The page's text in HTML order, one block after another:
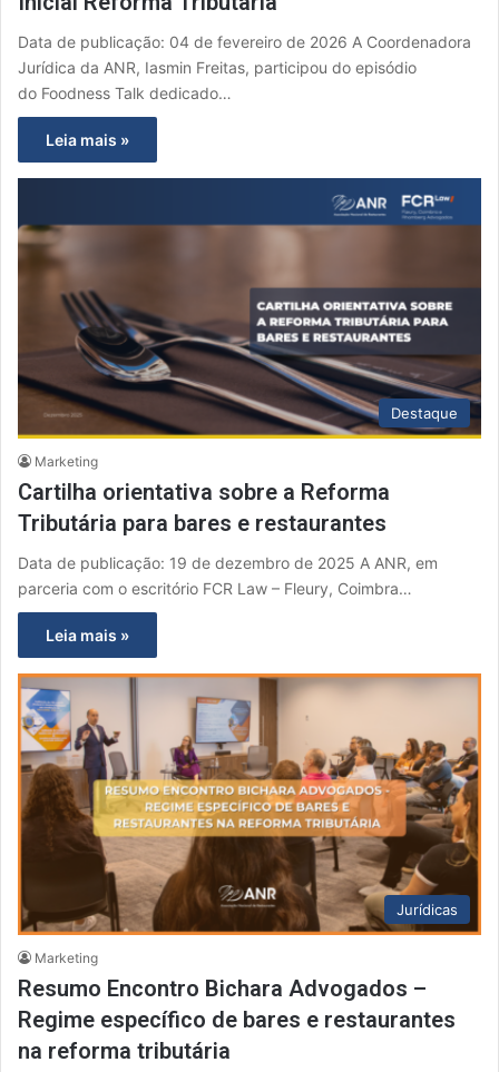
Data de publicação: 04 de fevereiro de 2026 A Coordenadora
Jurídica da ANR, Iasmin Freitas, participou do episódio
do Foodness Talk dedicado…
Leia mais »
Destaque
Marketing
Cartilha orientativa sobre a Reforma
Tributária para bares e restaurantes
Data de publicação: 19 de dezembro de 2025 A ANR, em
parceria com o escritório FCR Law – Fleury, Coimbra…
Leia mais »
Jurídicas
Marketing
Resumo Encontro Bichara Advogados –
Regime específico de bares e restaurantes
na reforma tributária